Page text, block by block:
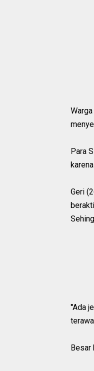
Para
Geri
"Ada
Besar